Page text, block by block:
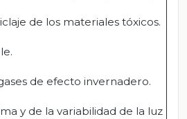
de los materiales tóxicos.
de efecto invernadero.
y de la variabilidad de la luz